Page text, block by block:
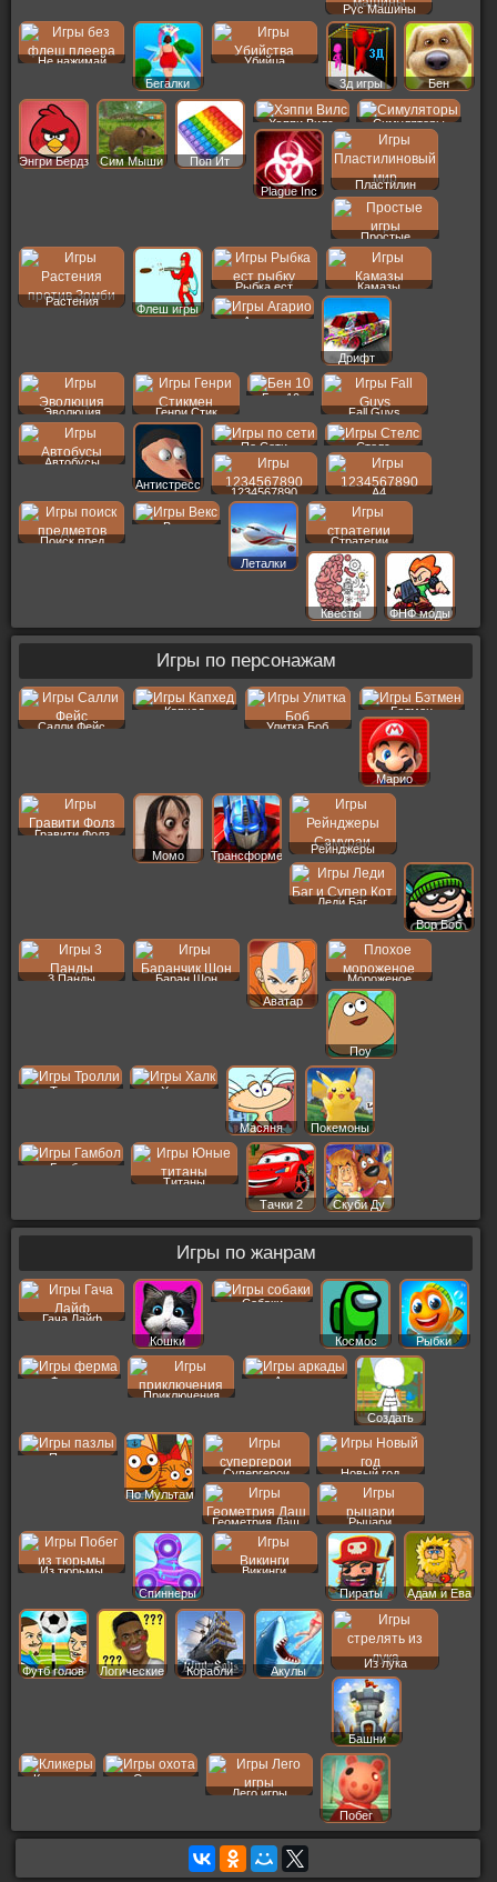
Рус Машины
Не нажимай
Бегалки
Убийца
3д игры
Бен
Энгри Бердз Сим Мыши Поп Ит
Хэппи Вилс Симуляторы
Plague Inc
Пластилин
Простые
Растения
Флеш игры
Рыбка ест Камазы
Агарио
Дрифт
Эволюция Генри Стик
Бен 10
Fall Guys
Автобусы
Антистресс
По Сети Стелс
1234567890 A4
Поиск пред
Векс
Леталки
Стратегии
Квесты ФНФ моды
Игры по персонажам
Салли Фейс
Капхед
Улитка Боб
Бэтмен
Марио
Гравити Фолз
Момо
Трансформеры
Рейнджеры
Леди Баг
Вор Боб
3 Панды
Баран Шон
Аватар
Мороженое
Поу
Тролли Халк
Масяня Покемоны
Гамбол
Титаны
Тачки 2
Скуби Ду
Игры по жанрам
Гача Лайф
Кошки
Собаки
Космос Рыбки
Ферма
Приключения
Аркады
Создать
Пер
Пазлы
По Мультам
Супергерои Новый год
Геометрия Даш Рыцари
Из тюрьмы
Спиннеры
Викинги
Пираты
Адам и Ева
Футб голов Логические Корабли Акулы
Из лука
Башни
Кликеры
Охота
Лего игры
Побег